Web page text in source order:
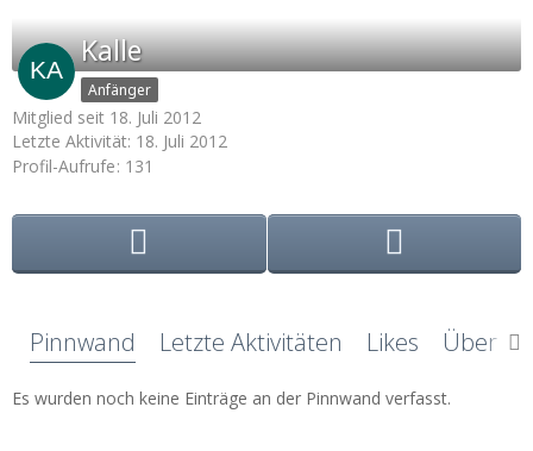
Kalle
Anfänger
Mitglied seit 18. Juli 2012
Letzte Aktivität: 18. Juli 2012
Profil-Aufrufe 131
Pinnwand Letzte Aktivitäten Likes Über
Es wurden noch keine Einträge an der Pinnwand verfasst.